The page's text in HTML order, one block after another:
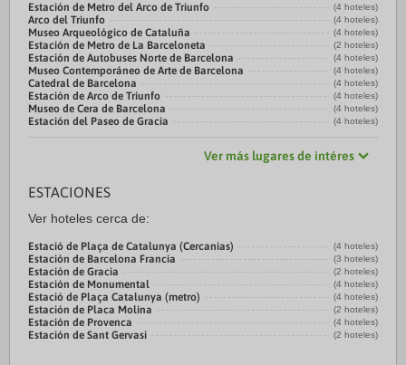
Estación de Metro del Arco de Triunfo (4 hoteles)
Arco del Triunfo (4 hoteles)
Museo Arqueológico de Cataluña (4 hoteles)
Estación de Metro de La Barceloneta (2 hoteles)
Estación de Autobuses Norte de Barcelona (4 hoteles)
Museo Contemporáneo de Arte de Barcelona (4 hoteles)
Catedral de Barcelona (4 hoteles)
Estación de Arco de Triunfo (4 hoteles)
Museo de Cera de Barcelona (4 hoteles)
Estación del Paseo de Gracia (4 hoteles)
Ver más lugares de intéres
ESTACIONES
Ver hoteles cerca de:
Estació de Plaça de Catalunya (Cercanias) (4 hoteles)
Estación de Barcelona Francia (3 hoteles)
Estación de Gracia (2 hoteles)
Estación de Monumental (4 hoteles)
Estació de Plaça Catalunya (metro) (4 hoteles)
Estación de Placa Molina (2 hoteles)
Estación de Provenca (4 hoteles)
Estación de Sant Gervasi (2 hoteles)